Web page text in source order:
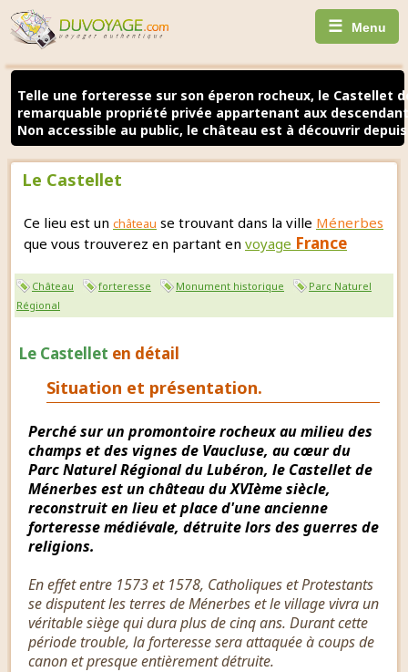
☰ Menu
Telle une forteresse sur son éperon rocheux, le Castellet
remarquable propriété privée appartenant aux
Non accessible au public, le château est à découvrir
Le Castellet
Ce lieu est un château se trouvant dans la ville Ménerbes
que vous trouverez en partant en voyage France
Château forteresse Monument historique
Parc Naturel
Régional
Le Castellet en détail
Situation et présentation.
Perché sur un promontoire rocheux au milieu des
champs et des vignes de Vaucluse, au cœur du
Parc Naturel Régional du Lubéron, le Castellet de
Ménerbes est un château du XVIème siècle,
reconstruit en lieu et place d'une ancienne
forteresse médiévale, détruite lors des guerres de
religions.
En effet entre 1573 et 1578, Catholiques et Protestants
se disputent les terres de Ménerbes et le village vivra un
véritable siège qui dura plus de cinq ans. Durant cette
période trouble, la forteresse sera attaquée à coups de
canon et presque entièrement détruite.